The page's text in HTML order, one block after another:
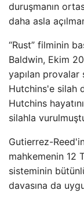
duruşmanın
daha asla
“Rust” filminin
Baldwin, Ekim
yapılan provalar
Hutchins'e silah
Hutchins
silahla
Gutierrez-
mahkemenin 12
sisteminin
davasına da